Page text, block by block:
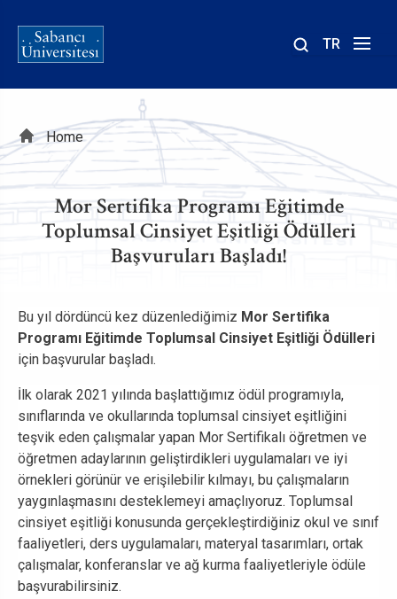
TR
Breadcrumb
Home
Mor Sertifika Programı Eğitimde
Toplumsal Cinsiyet Eşitliği Ödülleri
Başvuruları Başladı!
Bu yıl dördüncü kez düzenlediğimiz Mor Sertifika
Programı Eğitimde Toplumsal Cinsiyet Eşitliği Ödülleri
için başvurular başladı.
İlk olarak 2021 yılında başlattığımız ödül programıyla,
sınıflarında ve okullarında toplumsal cinsiyet eşitliğini
teşvik eden çalışmalar yapan Mor Sertifikalı öğretmen ve
öğretmen adaylarının geliştirdikleri uygulamaları ve iyi
örnekleri görünür ve erişilebilir kılmayı, bu çalışmaların
yaygınlaşmasını desteklemeyi amaçlıyoruz. Toplumsal
cinsiyet eşitliği konusunda gerçekleştirdiğiniz okul ve sınıf
faaliyetleri, ders uygulamaları, materyal tasarımları, ortak
çalışmalar, konferanslar ve ağ kurma faaliyetleriyle ödüle
başvurabilirsiniz.